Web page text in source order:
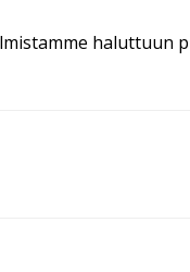
haluttuun